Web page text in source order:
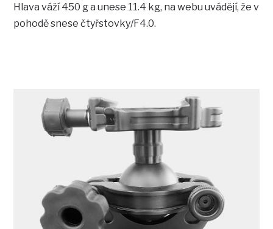
Hlava váží 450 g a unese 11.4 kg, na webu uvádějí, že v
pohodě snese čtyřstovky/F4.0.